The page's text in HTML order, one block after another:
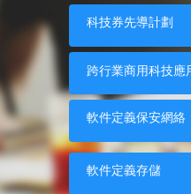
科技券先導計劃
跨行業商用科技應
軟件定義保安網絡
軟件定義存儲